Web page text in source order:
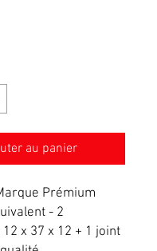
au panier
Prémium
- 2
x 37 x 12 + 1 joint